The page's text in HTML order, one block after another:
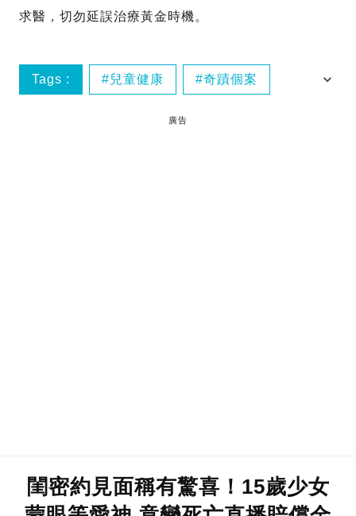
求醫，切勿延誤治療黃金時機。
Tags : 兒童健康 奇蹟個案
廣告
閨密約見面稱有驚喜！15歲少女